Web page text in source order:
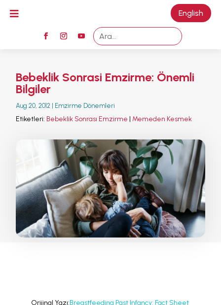
 English
M
Bebeklik Sonrasi Emzirme: Önemli
Bilgiler
Aug 20, 2012 Emzirme Dönemleri
Etiketleri: Bebeklik Sonrası Emzirme | Memeden Kesmek
Orijinal Yazı:Breastfeeding Past Infancy: Fact Sheet